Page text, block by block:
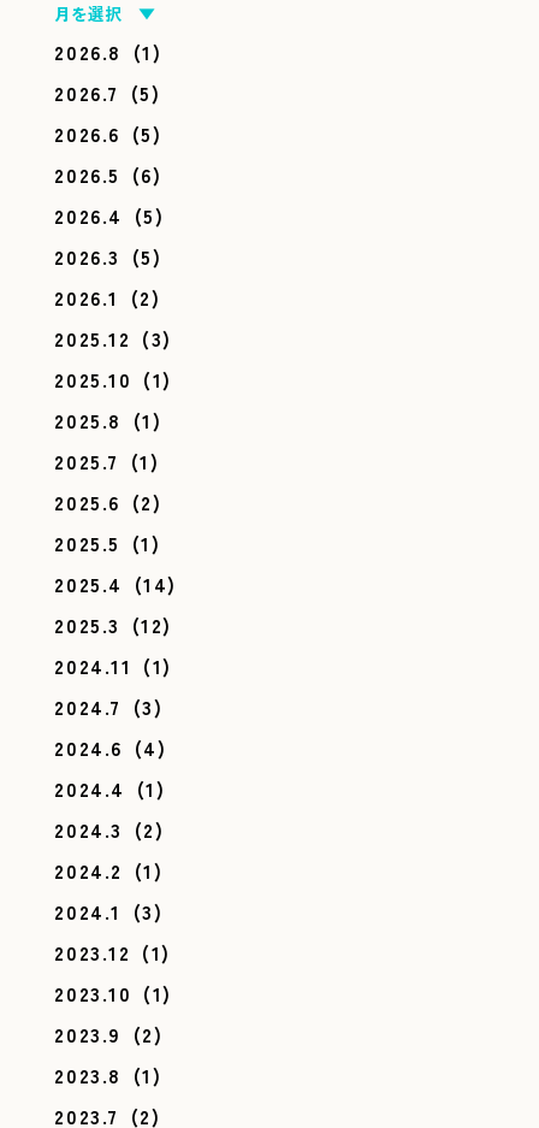
月を選択 ▼
2026.8 (1)
2026.7 (5)
2026.6 (5)
2026.5 (6)
2026.4 (5)
2026.3 (5)
2026.1
(2)
2025.12 (3)
2025.10 (1)
2025.8 (1)
2025.7 (1)
2025.6 (2)
2025.5 (1)
2025.4 (14)
2025.3 (12)
2024.11 (1)
2024.7 (3)
2024.6 (4)
2024.4 (1)
2024.3 (2)
2024.2 (1)
2024.1
(3)
2023.12 (1)
2023.10 (1)
2023.9 (2)
2023.8 (1)
2023.7 (2)